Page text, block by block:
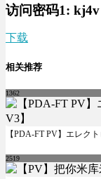
访问密码1: kj4v
下载
相关推荐
1362
【PDA-FT PV】エレク
2519